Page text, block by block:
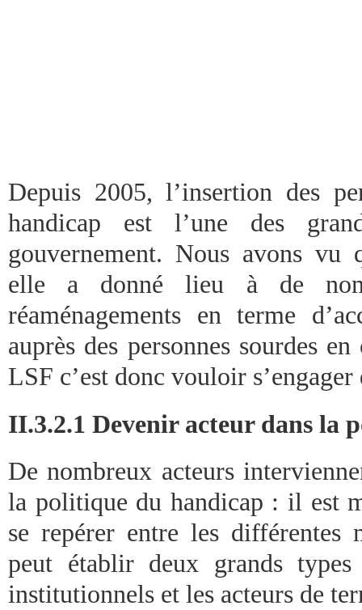
Depuis 2005, l’insertion des
handicap est l’une des
gouvernement. Nous avons vu
elle a donné lieu à de
réaménagements en terme
auprès des personnes sourdes
LSF c’est donc vouloir
II.3.2.1 Devenir acteur dans la
De nombreux acteurs
la politique du handicap : il est
se repérer entre les différentes
peut établir deux grands types
institutionnels et les acteurs de